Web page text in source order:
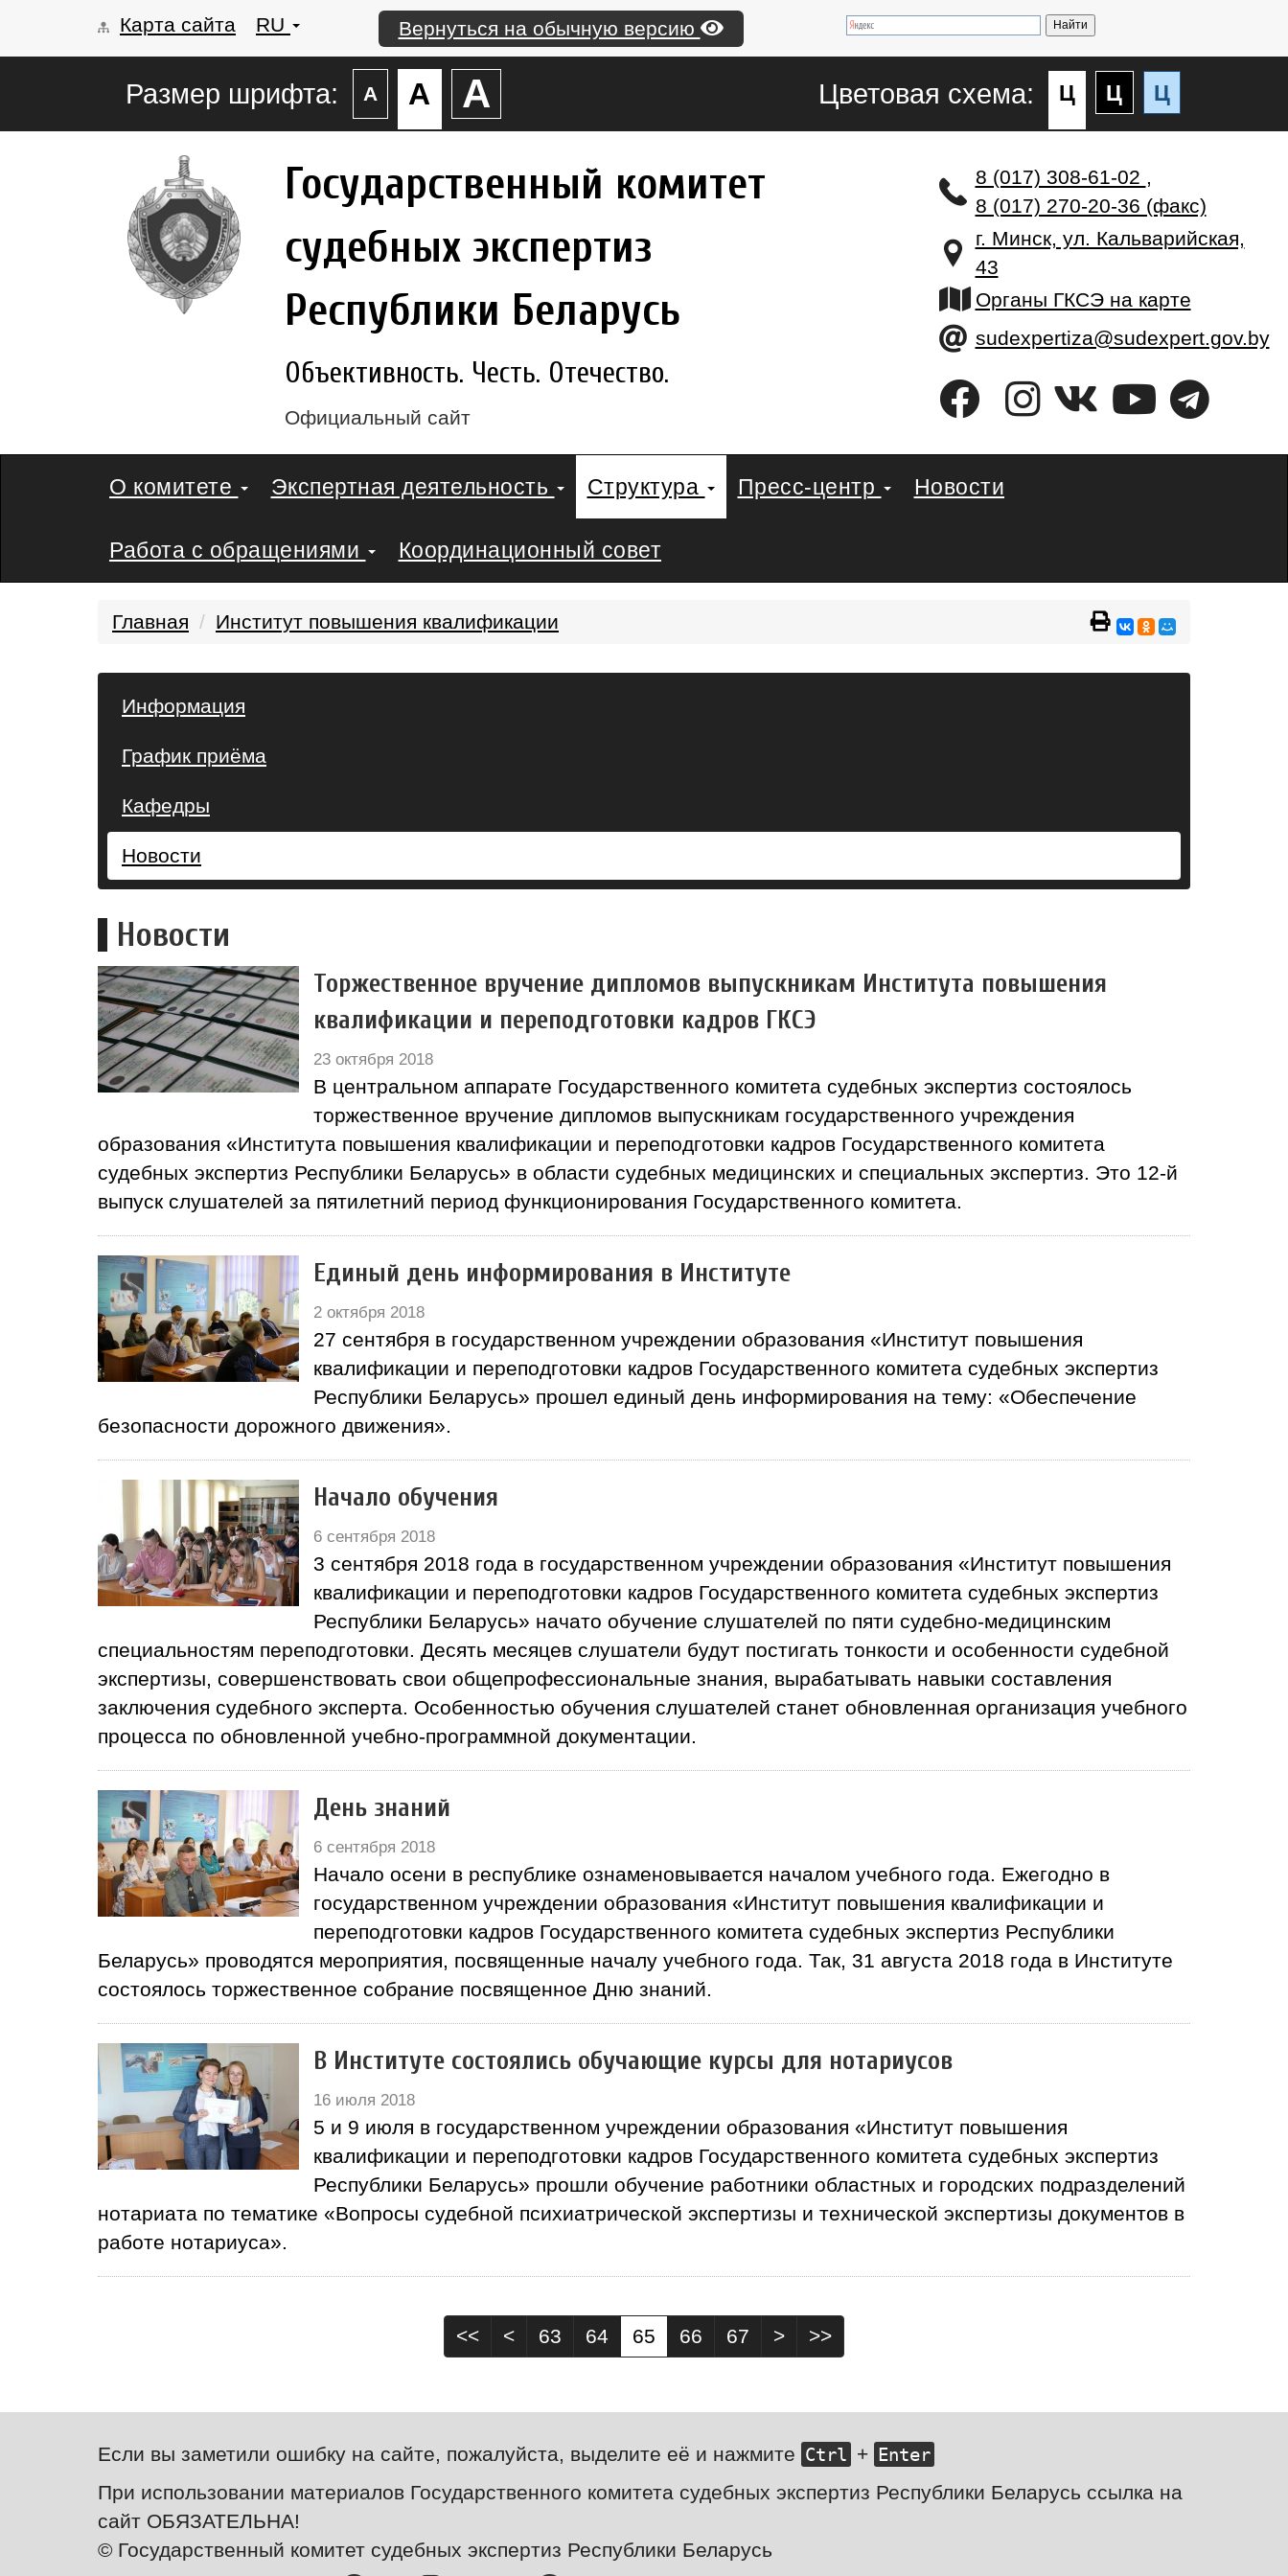
Карта сайта RU Вернуться на обычную версию
Размер шрифта: А А А Цветовая схема: Ц Ц Ц
Государственный комитет
судебных экспертиз
Республики Беларусь
Объективность. Честь. Отечество.
Официальный сайт
8 (017) 308-61-02 ,
8 (017) 270-20-36 (факс)
г. Минск, ул. Кальварийская,
43
Органы ГКСЭ на карте
sudexpertiza@sudexpert.gov.by
О комитете Экспертная деятельность Структура Пресс-центр Новости
Работа с обращениями Координационный совет
Главная Институт повышения квалификации
Информация
График приёма
Кафедры
Новости
Новости
Торжественное вручение дипломов выпускникам Института повышения
квалификации и переподготовки кадров ГКСЭ
23 октября 2018
В центральном аппарате Государственного комитета судебных экспертиз состоялось
торжественное вручение дипломов выпускникам государственного учреждения
образования «Института повышения квалификации и переподготовки кадров Государственного комитета
судебных экспертиз Республики Беларусь» в области судебных медицинских и специальных экспертиз. Это 12-й
выпуск слушателей за пятилетний период функционирования Государственного комитета.
Единый день информирования в Институте
2 октября 2018
27 сентября в государственном учреждении образования «Институт повышения
квалификации и переподготовки кадров Государственного комитета судебных экспертиз
Республики Беларусь» прошел единый день информирования на тему: «Обеспечение
безопасности дорожного движения».
Начало обучения
6 сентября 2018
3 сентября 2018 года в государственном учреждении образования «Институт повышения
квалификации и переподготовки кадров Государственного комитета судебных экспертиз
Республики Беларусь» начато обучение слушателей по пяти судебно-медицинским
специальностям переподготовки. Десять месяцев слушатели будут постигать тонкости и особенности судебной
экспертизы, совершенствовать свои общепрофессиональные знания, вырабатывать навыки составления
заключения судебного эксперта. Особенностью обучения слушателей станет обновленная организация учебного
процесса по обновленной учебно-программной документации.
День знаний
6 сентября 2018
Начало осени в республике ознаменовывается началом учебного года. Ежегодно в
государственном учреждении образования «Институт повышения квалификации и
переподготовки кадров Государственного комитета судебных экспертиз Республики
Беларусь» проводятся мероприятия, посвященные началу учебного года. Так, 31 августа 2018 года в Институте
состоялось торжественное собрание посвященное Дню знаний.
В Институте состоялись обучающие курсы для нотариусов
16 июля 2018
5 и 9 июля в государственном учреждении образования «Институт повышения
квалификации и переподготовки кадров Государственного комитета судебных экспертиз
Республики Беларусь» прошли обучение работники областных и городских подразделений
нотариата по тематике «Вопросы судебной психиатрической экспертизы и технической экспертизы документов в
работе нотариуса».
<< < 63 64 65 66 67 > >>
Если вы заметили ошибку на сайте, пожалуйста, выделите её и нажмите Ctrl + Enter
При использовании материалов Государственного комитета судебных экспертиз Республики Беларусь ссылка на
сайт ОБЯЗАТЕЛЬНА!
© Государственный комитет судебных экспертиз Республики Беларусь